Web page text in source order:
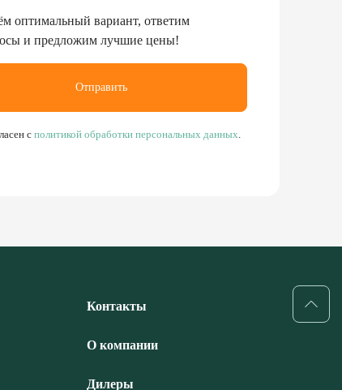
сполитикой обработки персональных данных
Отправить
оптимальный вариант, ответим
и предложим лучшие цены!
Контакты
О компании
Дилеры